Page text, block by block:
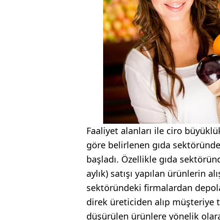
Faaliyet alanları ile ciro
göre belirlenen gıda
başladı. Özellikle gıda
aylık) satışı yapılan ürünlerin
sektöründeki firmalardan
direk üreticiden alıp müşteriye
düşürülen ürünlere yönelik